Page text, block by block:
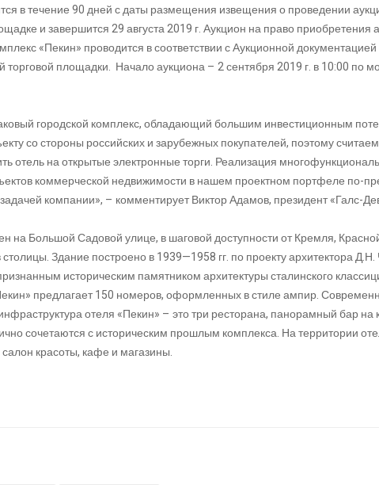
в течение 90 дней с даты размещения извещения о проведении
и завершится 29 августа 2019 г. Аукцион на право
«Пекин» проводится в соответствии с Аукционной документацией
торговой площадки. Начало аукциона – 2 сентября 2019 г. в 10:00 по
городской комплекс, обладающий большим инвестиционным
со стороны российских и зарубежных покупателей, поэтому считаем
отель на открытые электронные торги. Реализация
коммерческой недвижимости в нашем проектном портфеле по-
задачей компании», – комментирует Виктор Адамов, президент «Галс-
на Большой Садовой улице, в шаговой доступности от Кремля,
Здание построено в 1939—1958 гг. по проекту архитектора
историческим памятником архитектуры сталинского
предлагает 150 номеров, оформленных в стиле ампир.
отеля «Пекин» – это три ресторана, панорамный бар на
сочетаются с историческим прошлым комплекса. На территории
красоты, кафе и магазины.